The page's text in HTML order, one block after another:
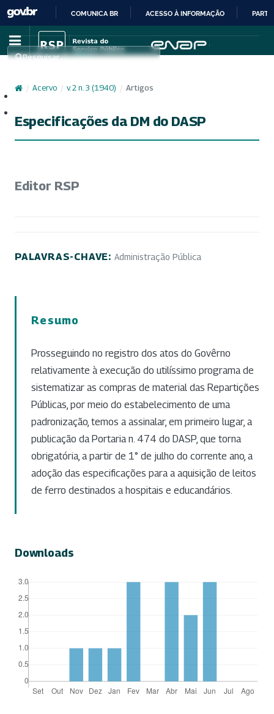
IR
PARA
CONTEÚDO
COMUNICA BR ACESSO À INFORMAÇÃO
Pesquisar
/ Acervo / v. 2 n. 3 (1940) / Artigos
Especificações da DM do DASP
Editor RSP
PALAVRAS-CHAVE: Administração Pública
Resumo
Prosseguindo no registro dos atos do Govêrno
relativamente à execução do utilíssimo programa de
sistematizar as compras de material das Repartições
Públicas, por meio do estabelecimento de uma
padronização, temos a assinalar, em primeiro lugar, a
publicação da Portaria n. 474 do DASP, que torna
obrigatória, a partir de 1° de julho do corrente ano, a
adoção das especificações para a aquisição de leitos
de ferro destinados a hospitais e educandários.
Downloads